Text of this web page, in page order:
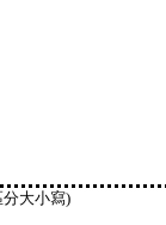
大小寫)